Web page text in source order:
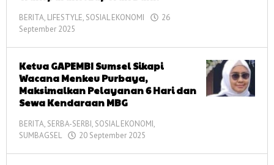
BERITA, LIFESTYLE, SOSIAL EKONOMI
26
September 2025
Ketua GAPEMBI Sumsel Sikapi
Wacana Menkeu Purbaya,
Maksimalkan Pelayanan 6 Hari dan
Sewa Kendaraan MBG
BERITA, SERBA-SERBI, SOSIAL EKONOMI,
SUMBAGSEL
20 September 2025